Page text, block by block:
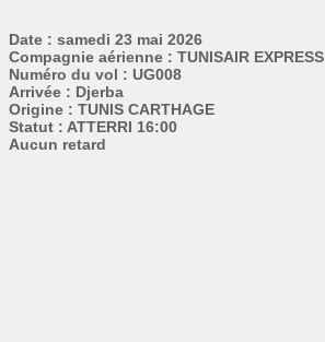
Date : samedi 23 mai 2026
Compagnie aérienne : TUNISAIR EXPRESS
Numéro du vol : UG008
Arrivée : Djerba
Origine : TUNIS CARTHAGE
Statut : ATTERRI 16:00
Aucun retard